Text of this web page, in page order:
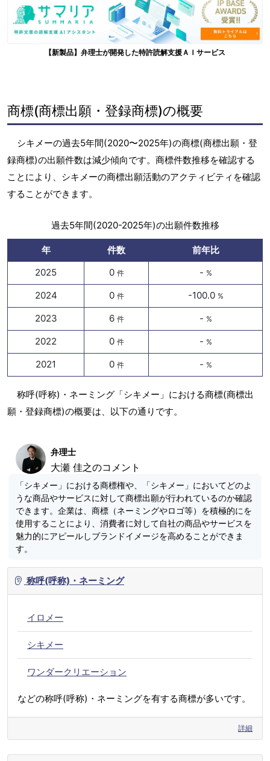
【新製品】弁理士が開発した特許読解支援ＡＩサービス
商標(商標出願・登録商標)の概要
シキメーの過去5年間(2020〜2025年)の商標(商標出願・登
録商標)の出願件数は減少傾向です。商標件数推移を確認する
ことにより、シキメーの商標出願活動のアクティビティを確認
することができます。
過去5年間(2020-2025年)の出願件数推移
年 件数
前年比
2025
0 件 - %
2024 0 件 -100.0 %
2023 6 件 - %
2022 0 件 - %
2021 0 件 - %
称呼(呼称)・ネーミング「シキメー」における商標(商標出
願・登録商標)の概要は、以下の通りです。
弁理士
大瀬 佳之のコメント
「シキメー」における商標権や、「シキメー」においてどのよ
うな商品やサービスに対して商標出願が行われているのか確認
できます。企業は、商標（ネーミングやロゴ等）を積極的にを
使用することにより、消費者に対して自社の商品やサービスを
魅力的にアピールしブランドイメージを高めることができま
す。
称呼(呼称)・ネーミング
イロメー
シキメー
ワンダークリエーション
などの称呼(呼称)・ネーミングを有する商標が多いです。
詳細